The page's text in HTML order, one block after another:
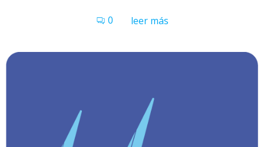
0 leer más